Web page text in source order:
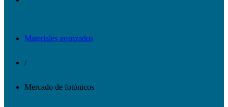
Materiales avanzados
/
Mercado de fotónicos